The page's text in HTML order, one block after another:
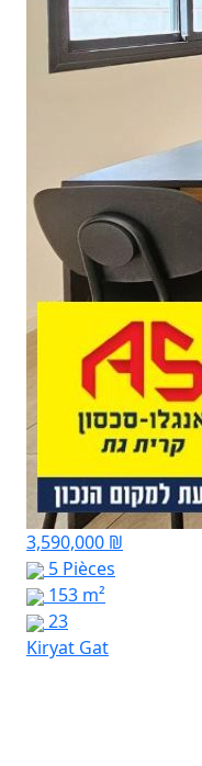
3,590,000 ₪
5 Pièces
153 m²
23
Kiryat Gat